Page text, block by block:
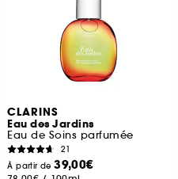
CLARINS
Eau des Jardins
Eau de Soins parfumée
21
À partir de39,00€